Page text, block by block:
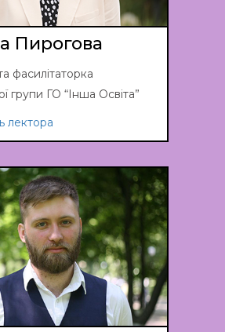
Пирогова
фасилітаторка
групи ГО “Інша Освіта”